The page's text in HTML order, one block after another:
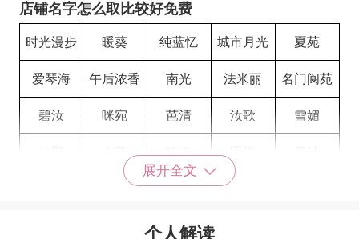
店铺名字怎么取比较好免费
时光漫步 暖葵 纯蓝忆 城市月光 夏苑
爱琴海 午后浓香 南光 法米丽 名门阆苑
碧汝 咪宛 芭清 汝歌 雪媚
咪海
裳纤
流水年
展开全文
个人解读